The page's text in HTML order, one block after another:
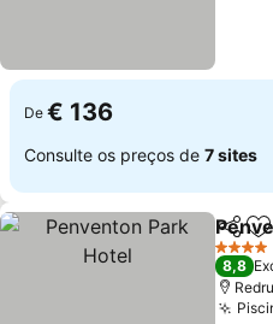
De € 136
Consulte os preços de 7 sites
4 Estrelas
8,8